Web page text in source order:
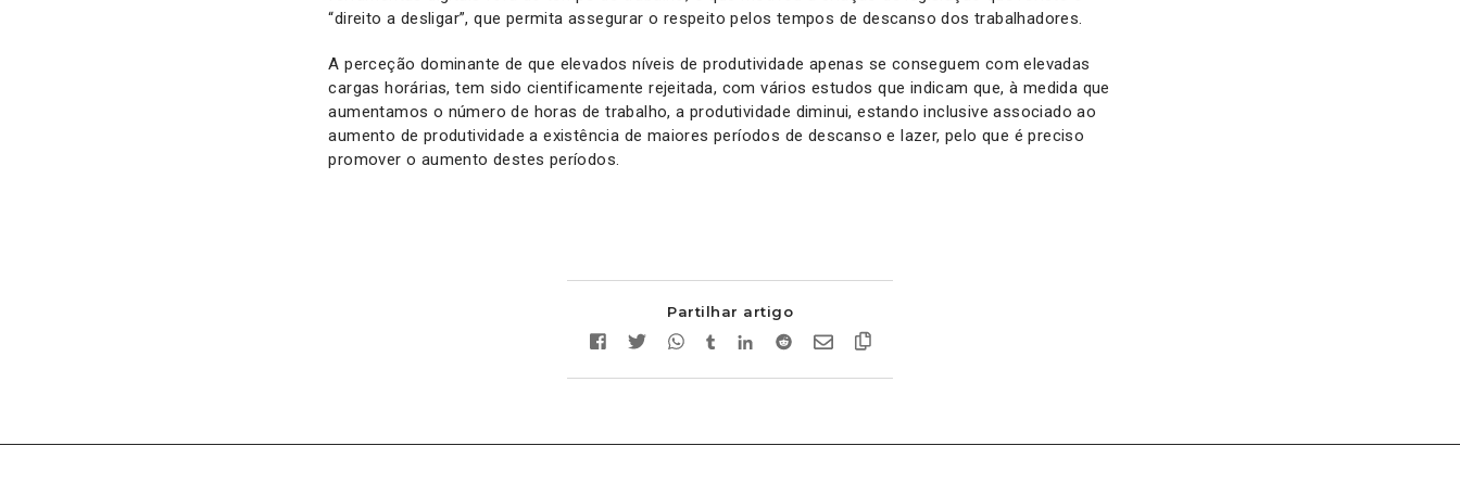
“direito a desligar”, que permita assegurar o respeito pelos tempos de descanso dos trabalhadores.
A perceção dominante de que elevados níveis de produtividade apenas se conseguem com elevadas
cargas horárias, tem sido cientificamente rejeitada, com vários estudos que indicam que, à medida que
aumentamos o número de horas de trabalho, a produtividade diminui, estando inclusive associado ao
aumento de produtividade a existência de maiores períodos de descanso e lazer, pelo que é preciso
promover o aumento destes períodos.
Partilhar artigo